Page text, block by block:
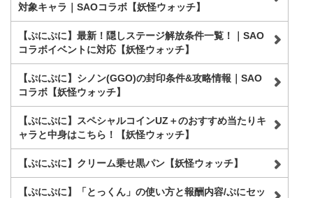
対象キャラ｜SAOコラボ【妖怪ウォッチ】
【ぷにぷに】最新！隠しステージ解放条件一覧！｜SAO
コラボイベントに対応【妖怪ウォッチ】
【ぷにぷに】シノン(GGO)の封印条件&攻略情報｜SAO
コラボ【妖怪ウォッチ】
【ぷにぷに】スペシャルコインUZ＋のおすすめ当たりキ
ャラと中身はこちら！【妖怪ウォッチ】
【ぷにぷに】クリーム乗せ黒パン【妖怪ウォッチ】
【ぷにぷに】「とっくん」の使い方と報酬内容/ぷにセッ